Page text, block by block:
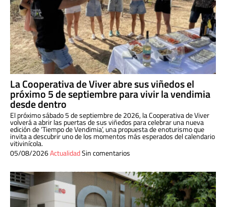
La Cooperativa de Viver abre sus viñedos el
próximo 5 de septiembre para vivir la vendimia
desde dentro
El próximo sábado 5 de septiembre de 2026, la Cooperativa de Viver
volverá a abrir las puertas de sus viñedos para celebrar una nueva
edición de ‘Tiempo de Vendimia’, una propuesta de enoturismo que
invita a descubrir uno de los momentos más esperados del calendario
vitivinícola.
05/08/2026ActualidadSin comentarios